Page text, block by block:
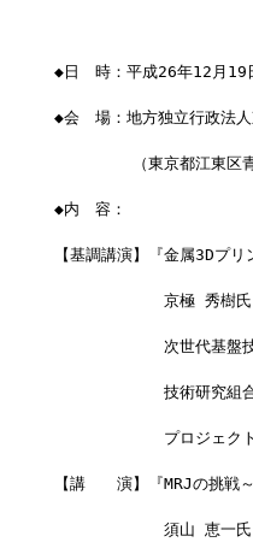
◆日　時：平成26年12月
◆会　場：地方独立行政法
（東京都江東区青
◆内　容：
【基調講演】『金属3Dプ
京極 秀樹氏（近畿大
次世代基盤技術研究
技術研究組合次世代
プロジェクトリー
【講　　演】『MRJの挑戦
須山 恵一氏（三菱航